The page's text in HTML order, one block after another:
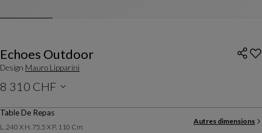
Echoes Outdoor
Design Mauro Lipparini
8 310 CHF
Prix hors livraison, valable en Suisse
Table De Repas
L. 240 X H. 75.5 X P. 110 Cm
Autres dimensions